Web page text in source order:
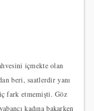
içmekte olan
beri, saatlerdir yanı
fark etmemişti. Göz
kadına bakarken